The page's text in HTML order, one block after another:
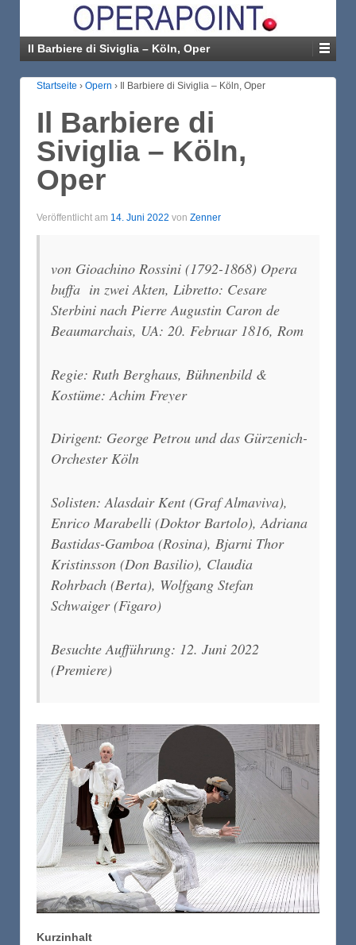
Il Barbiere di Siviglia – Köln, Oper
Startseite › Opern › Il Barbiere di Siviglia – Köln, Oper
Il Barbiere di
Siviglia – Köln,
Oper
Veröffentlicht am 14. Juni 2022 von Zenner
von Gioachino Rossini (1792-1868) Opera
buffa in zwei Akten, Libretto: Cesare
Sterbini nach Pierre Augustin Caron de
Beaumarchais, UA: 20. Februar 1816, Rom
Regie: Ruth Berghaus, Bühnenbild &
Kostüme: Achim Freyer
Dirigent: George Petrou und das Gürzenich-
Orchester Köln
Solisten: Alasdair Kent (Graf Almaviva),
Enrico Marabelli (Doktor Bartolo), Adriana
Bastidas-Gamboa (Rosina), Bjarni Thor
Kristinsson (Don Basilio), Claudia
Rohrbach (Berta), Wolfgang Stefan
Schwaiger (Figaro)
Besuchte Aufführung: 12. Juni 2022
(Premiere)
Kurzinhalt